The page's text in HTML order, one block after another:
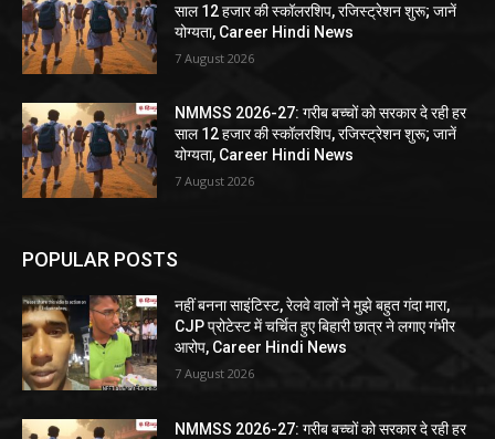
साल 12 हजार की स्कॉलरशिप, रजिस्ट्रेशन शुरू; जानें
योग्यता, Career Hindi News
7 August 2026
NMMSS 2026-27: गरीब बच्चों को सरकार दे रही हर
साल 12 हजार की स्कॉलरशिप, रजिस्ट्रेशन शुरू; जानें
योग्यता, Career Hindi News
7 August 2026
POPULAR POSTS
नहीं बनना साइंटिस्ट, रेलवे वालों ने मुझे बहुत गंदा मारा,
CJP प्रोटेस्ट में चर्चित हुए बिहारी छात्र ने लगाए गंभीर
आरोप, Career Hindi News
7 August 2026
NMMSS 2026-27: गरीब बच्चों को सरकार दे रही हर